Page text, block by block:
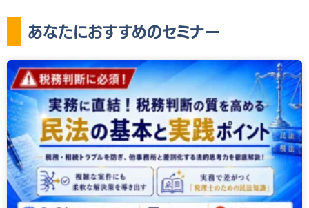
あなたにおすすめのセミナー